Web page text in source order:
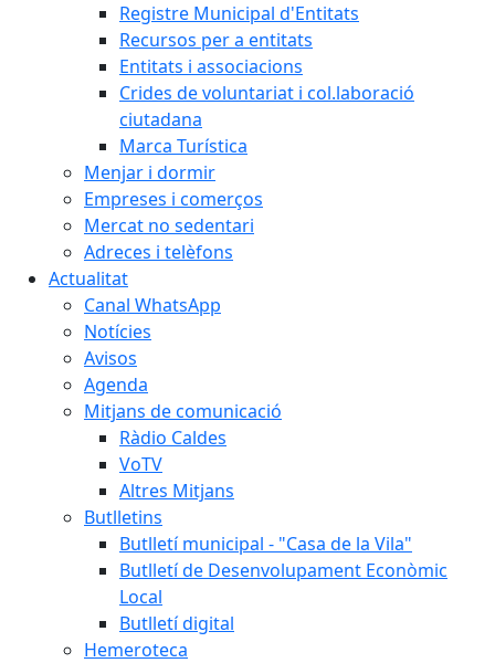
Registre Municipal d'Entitats
Recursos per a entitats
Entitats i associacions
Crides de voluntariat i col.laboració
ciutadana
Marca Turística
Menjar i dormir
Empreses i comerços
Mercat no sedentari
Adreces i telèfons
Actualitat
Canal WhatsApp
Notícies
Avisos
Agenda
Mitjans de comunicació
Ràdio Caldes
VoTV
Altres Mitjans
Butlletins
Butlletí municipal - "Casa de la Vila"
Butlletí de Desenvolupament Econòmic
Local
Butlletí digital
Hemeroteca